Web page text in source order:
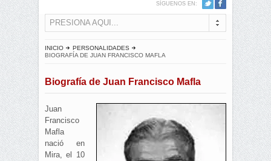
SÍGUENOS EN:
PRESIONA AQUI...
INICIO
PERSONALIDADES
BIOGRAFÍA DE JUAN FRANCISCO MAFLA
Biografía de Juan Francisco Mafla
Juan
Francisco
Mafla
nació en
Mira, el 10